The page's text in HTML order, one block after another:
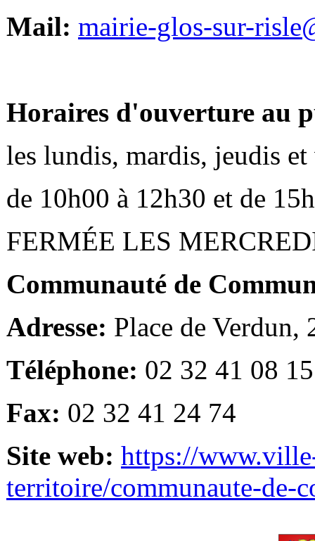
Mail: mairie-glos-sur-
Horaires d'ouverture au
les lundis, mardis, jeudis et
de 10h00 à 12h30 et de
FERMÉE LES
Communauté de
Adresse: Place de Verdun,
Téléphone: 02 32 41 08 15
Fax: 02 32 41 24 74
Site web: https://
territoire/communaute-de-